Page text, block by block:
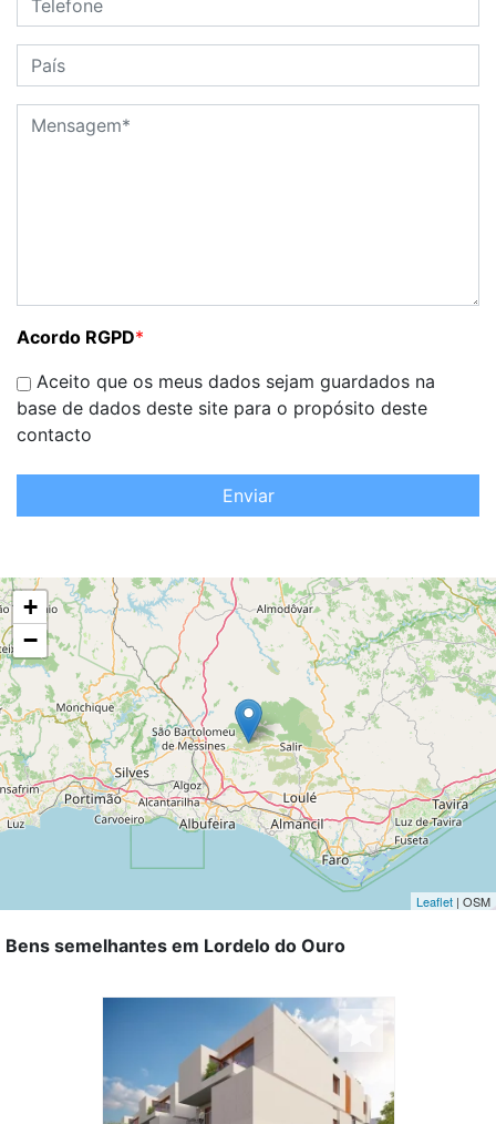
Acordo RGPD*
Aceito que os meus dados sejam guardados na
base de dados deste site para o propósito deste
contacto
Enviar
+
−
Leaflet | OSM
Bens semelhantes em Lordelo do Ouro